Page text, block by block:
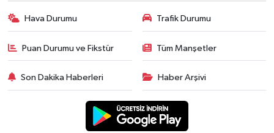
Hava Durumu Trafik Durumu
Puan Durumu ve Fikstür Tüm Manşetler
Son Dakika Haberleri Haber Arşivi